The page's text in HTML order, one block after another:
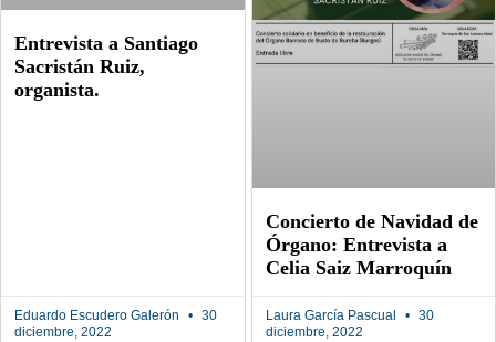
Entrevista a Santiago
Sacristán Ruiz,
organista.
Eduardo Escudero Galerón
30
diciembre, 2022
Concierto de Navidad de
Órgano: Entrevista a
Celia Saiz Marroquín
Laura García Pascual
30
diciembre, 2022